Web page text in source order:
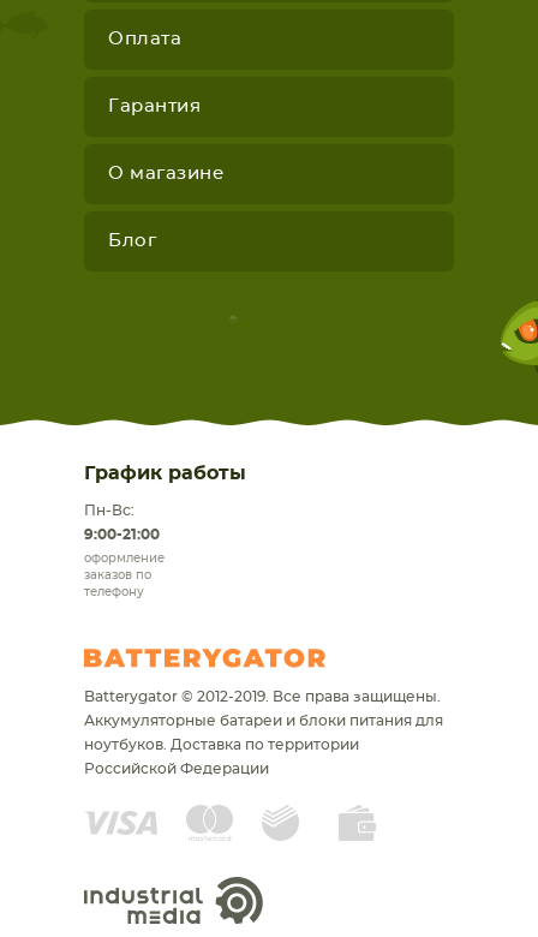
Оплата
Гарантия
О магазине
Блог
График работы
Пн-Вс:
9:00-21:00
оформление
заказов по
телефону
Batterygator © 2012-2019. Все права защищены.
Аккумуляторные батареи и блоки питания для
ноутбуков. Доставка по территории
Российской Федерации